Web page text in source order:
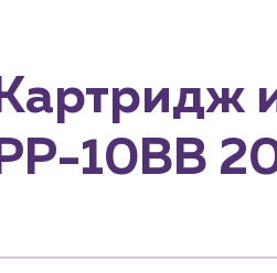
Картридж
PP-10BB